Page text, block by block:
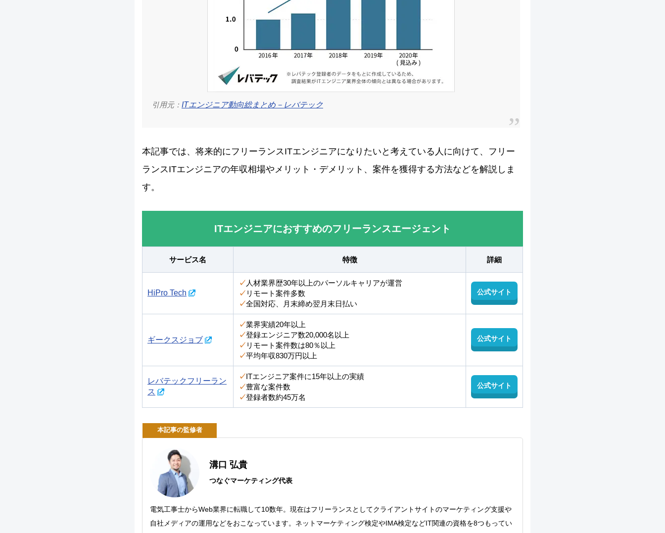
引用元： ITエンジニア動向総まとめ－レバテック
本記事では、将来的にフリーランスITエンジニアになりたいと考えている人に向けて、フリー
ランスITエンジニアの年収相場やメリット・デメリット、案件を獲得する方法などを解説しま
す。
ITエンジニアにおすすめのフリーランスエージェント
サービス名 特徴 詳細
HiPro Tech
✓ 人材業界歴30年以上のパーソルキャリアが運営
✓ リモート案件多数
✓全国対応、月末締め翌月末日払い
公式サイト
ギークスジョブ
✓業界実績20年以上
✓登録エンジニア数20,000名以上
✓ リモート案件数は80％以上
✓平均年収830万円以上
公式サイト
レバテックフリーラン
ス
✓ITエンジニア案件に15年以上の実績
✓豊富な案件数
✓登録者数約45万名
公式サイト
本記事の監修者
溝口 弘貴
つなぐマーケティング代表
電気工事士からWeb業界に転職して10数年。現在はフリーランスとしてクライアントサイトのマーケティング支援や
自社メディアの運用などをおこなっています。ネットマーケティング検定やIMA検定などIT関連の資格を8つもってい